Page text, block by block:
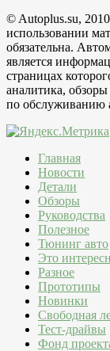
© Autoplus.su,
использовании
обязательна.
является
страницах
аналитика,
по обслуживанию
Главная
Новости
Детали
Обзоры
Руководства
Полезное
Тюнинг авто
Это
Разное
Прототипы
Новинки
Свободная
Тест-драйвы
Фонд